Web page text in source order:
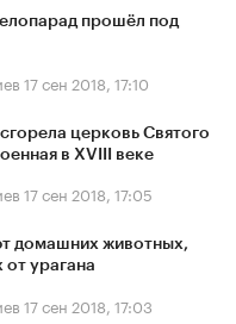
прошёл под
17 сен 2018, 17:10
церковь Святого
в XVIII веке
17 сен 2018, 17:05
домашних животных,
урагана
17 сен 2018, 17:03